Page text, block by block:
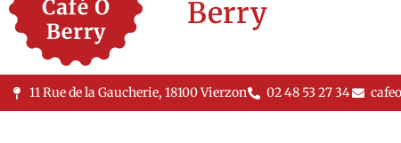
Berry
11 Rue de la Gaucherie, 18100 Vierzon 02 48 53 27 34